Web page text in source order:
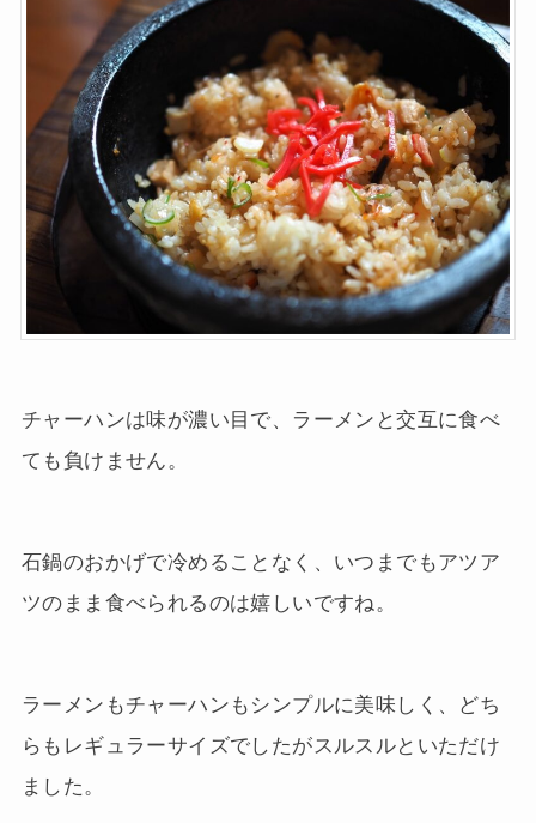
チャーハンは味が濃い目で、ラーメンと交互に食べ
ても負けません。
石鍋のおかげで冷めることなく、いつまでもアツア
ツのまま食べられるのは嬉しいですね。
ラーメンもチャーハンもシンプルに美味しく、どち
らもレギュラーサイズでしたがスルスルといただけ
ました。